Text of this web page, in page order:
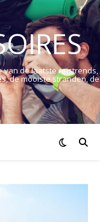
van de laatste reistrends,
de mooiste stranden, de